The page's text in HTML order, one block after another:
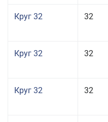
Круг 32 32
Круг 32 32
Круг 32 32